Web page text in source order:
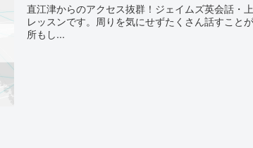
直江津からのアクセス抜群！ジェイムズ英会話・
レッスンです。周りを気にせずたくさん話すこと
所もし...